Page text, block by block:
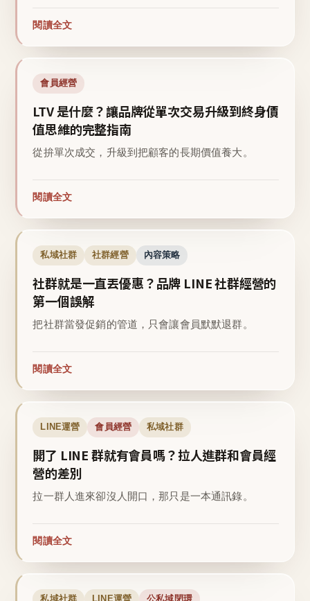
閱讀全文
會員經營
LTV 是什麼？讓品牌從單次交易升級到終身價
值思維的完整指南
從拚單次成交，升級到把顧客的長期價值養大。
閱讀全文
私域社群 社群經營 內容策略
社群就是一直丟優惠？品牌 LINE 社群經營的
第一個誤解
把社群當發促銷的管道，只會讓會員默默退群。
閱讀全文
LINE運營 會員經營 私域社群
開了 LINE 群就有會員嗎？拉人進群和會員經
營的差別
拉一群人進來卻沒人開口，那只是一本通訊錄。
閱讀全文